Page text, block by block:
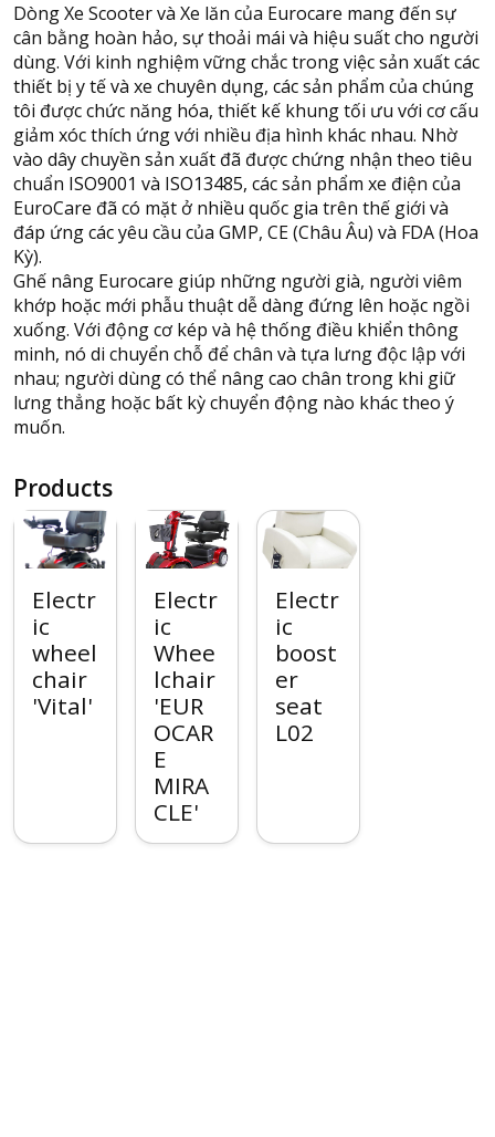
Dòng Xe Scooter và Xe lăn của Eurocare mang đến sự
cân bằng hoàn hảo, sự thoải mái và hiệu suất cho người
dùng. Với kinh nghiệm vững chắc trong việc sản xuất các
thiết bị y tế và xe chuyên dụng, các sản phẩm của chúng
tôi được chức năng hóa, thiết kế khung tối ưu với cơ cấu
giảm xóc thích ứng với nhiều địa hình khác nhau. Nhờ
vào dây chuyền sản xuất đã được chứng nhận theo tiêu
chuẩn ISO9001 và ISO13485, các sản phẩm xe điện của
EuroCare đã có mặt ở nhiều quốc gia trên thế giới và
đáp ứng các yêu cầu của GMP, CE (Châu Âu) và FDA (Hoa
Kỳ).
Ghế nâng Eurocare giúp những người già, người viêm
khớp hoặc mới phẫu thuật dễ dàng đứng lên hoặc ngồi
xuống. Với động cơ kép và hệ thống điều khiển thông
minh, nó di chuyển chỗ để chân và tựa lưng độc lập với
nhau; người dùng có thể nâng cao chân trong khi giữ
lưng thẳng hoặc bất kỳ chuyển động nào khác theo ý
muốn.
Products
Electr
ic
wheel
chair
'Vital'
Electr
ic
Whee
lchair
'EUR
OCAR
E
MIRA
CLE'
Electr
ic
boost
er
seat
L02